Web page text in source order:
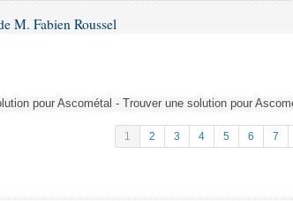
M. Fabien Roussel
pour Ascométal - Trouver une solution pour
1 2 3 4 5 6 7